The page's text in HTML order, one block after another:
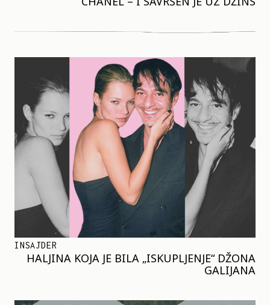
INSAJDER
HALJINA KOJA JE BILA „ISKUPLJENJE“ DŽONA
GALIJANA